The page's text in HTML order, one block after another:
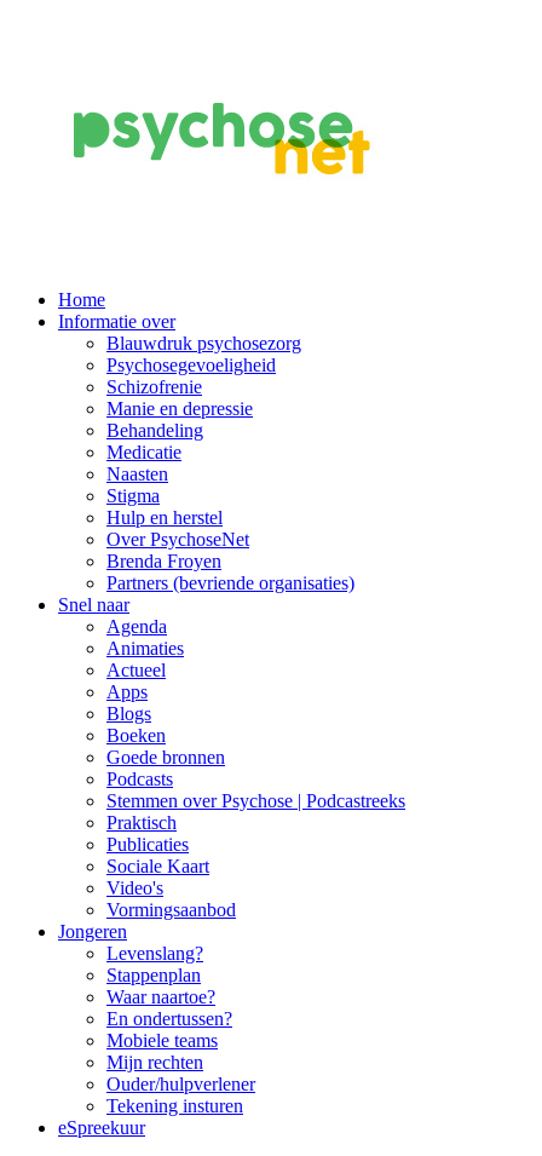
Main
Navigation
Home
Informatie over
Blauwdruk psychosezorg
Psychosegevoeligheid
Schizofrenie
Manie en depressie
Behandeling
Medicatie
Naasten
Stigma
Hulp en herstel
Over PsychoseNet
Brenda Froyen
Partners (bevriende organisaties)
Snel naar
Agenda
Animaties
Actueel
Apps
Blogs
Boeken
Goede bronnen
Podcasts
Stemmen over Psychose | Podcastreeks
Praktisch
Publicaties
Sociale Kaart
Video's
Vormingsaanbod
Jongeren
Levenslang?
Stappenplan
Waar naartoe?
En ondertussen?
Mobiele teams
Mijn rechten
Ouder/hulpverlener
Tekening insturen
eSpreekuur